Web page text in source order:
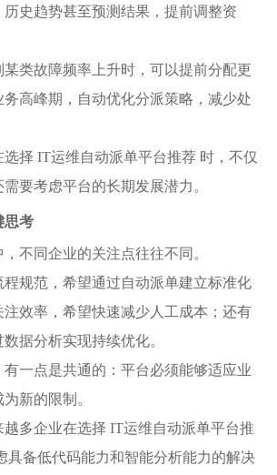
史趋势甚至预测结果，提前调整资
类故障频率上升时，可以提前分配更
高峰期，自动优化分派策略，减少处
择 IT运维自动派单平台推荐 时，不仅
要考虑平台的长期发展潜力。
思考
不同企业的关注点往往不同。
规范，希望通过自动派单建立标准化
效率，希望快速减少人工成本；还有
据分析实现持续优化。
一点是共通的：平台必须能够适应业
新的限制。
多企业在选择 IT运维自动派单平台推
具备低代码能力和智能分析能力的解决